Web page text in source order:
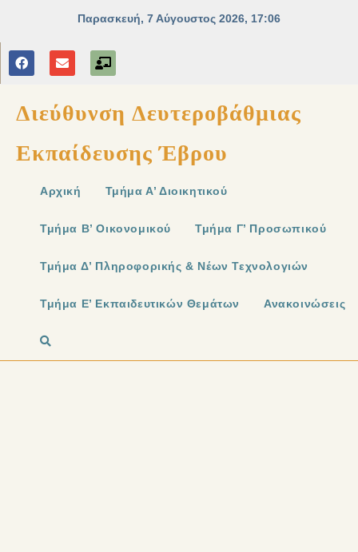
Διεύθυνση Δευτεροβάθμιας
Εκπαίδευσης Έβρου
Αρχική Τμήμα Α’ Διοικητικού
Τμήμα Β’ Οικονομικού Τμήμα Γ’ Προσωπικού
Τμήμα Δ’ Πληροφορικής & Νέων Τεχνολογιών
Τμήμα Ε’ Εκπαιδευτικών Θεμάτων Ανακοινώσεις